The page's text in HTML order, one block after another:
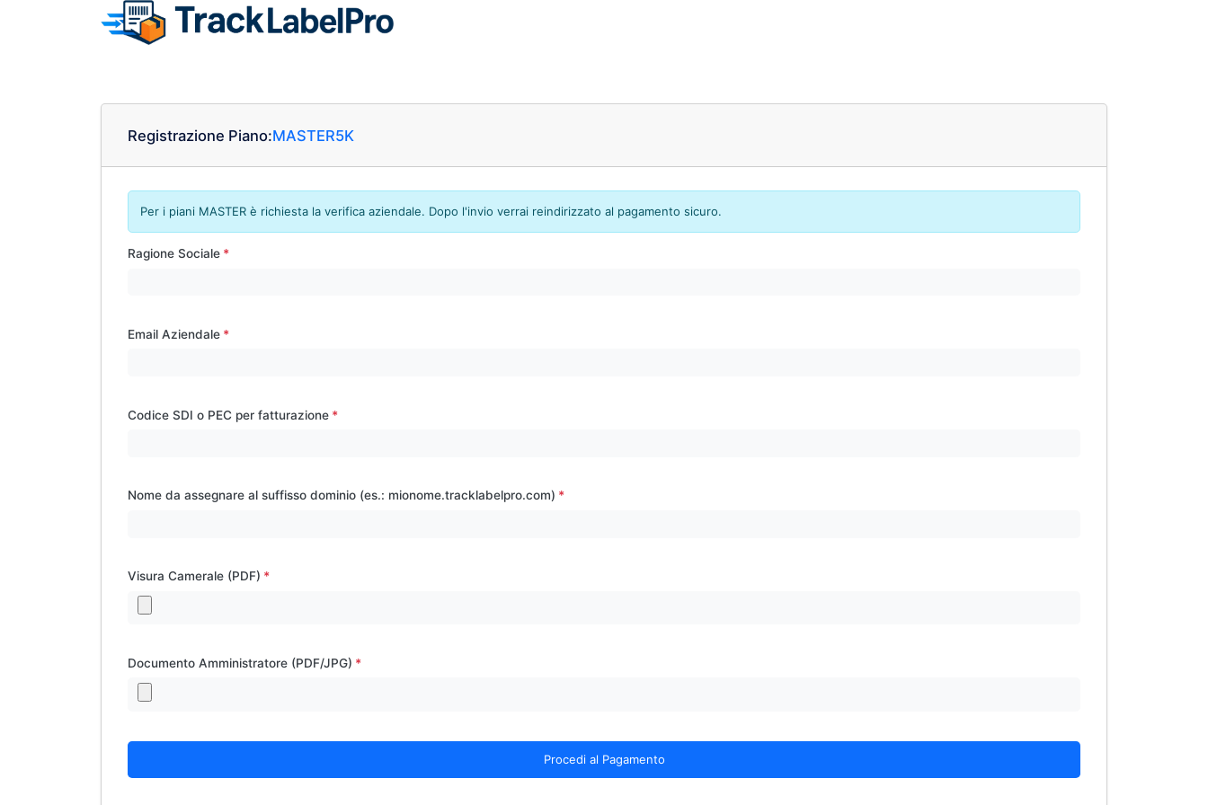
Registrazione Piano:MASTER5K
Per i piani MASTER è richiesta la verifica aziendale. Dopo l'invio verrai reindirizzato al pagamento sicuro.
Ragione Sociale
Email Aziendale
Codice SDI o PEC per fatturazione
Nome da assegnare al suffisso dominio (es.: mionome.tracklabelpro.com)
Visura Camerale (PDF)
Documento Amministratore (PDF/JPG)
Procedi al Pagamento